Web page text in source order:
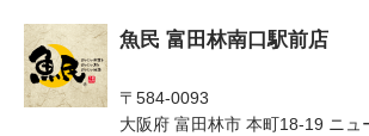
魚民 富田林南口駅前店
〒584-0093
大阪府 富田林市 本町18-19 ニュ